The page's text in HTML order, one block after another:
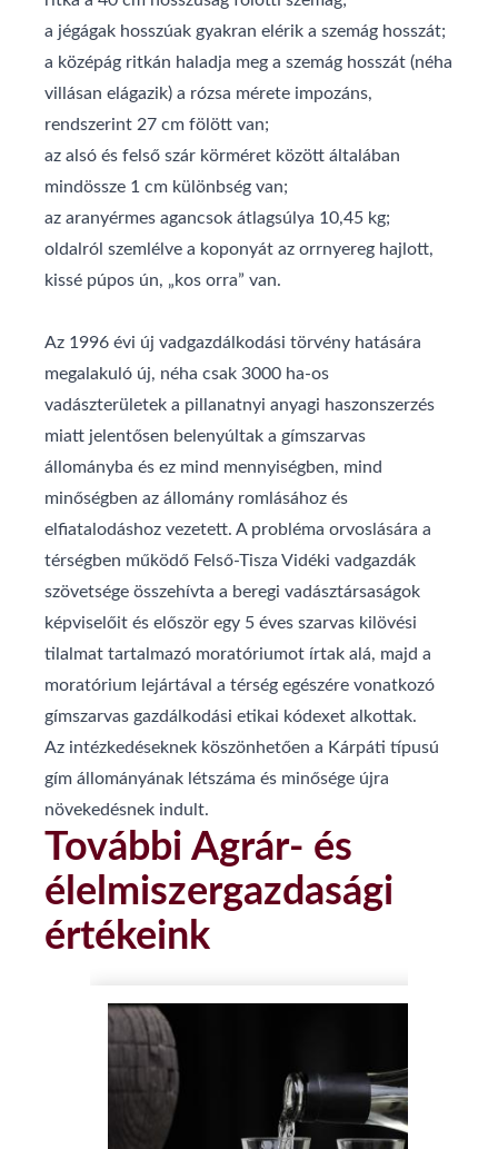
a jégágak hosszúak gyakran elérik a szemág hosszát;
a középág ritkán haladja meg a szemág hosszát (néha
villásan elágazik) a rózsa mérete impozáns,
rendszerint 27 cm fölött van;
az alsó és felső szár körméret között általában
mindössze 1 cm különbség van;
az aranyérmes agancsok átlagsúlya 10,45 kg;
oldalról szemlélve a koponyát az orrnyereg hajlott,
kissé púpos ún, „kos orra” van.
Az 1996 évi új vadgazdálkodási törvény hatására
megalakuló új, néha csak 3000 ha-os
vadászterületek a pillanatnyi anyagi haszonszerzés
miatt jelentősen belenyúltak a gímszarvas
állományba és ez mind mennyiségben, mind
minőségben az állomány romlásához és
elfiatalodáshoz vezetett. A probléma orvoslására a
térségben működő Felső-Tisza Vidéki vadgazdák
szövetsége összehívta a beregi vadásztársaságok
képviselőit és először egy 5 éves szarvas kilövési
tilalmat tartalmazó moratóriumot írtak alá, majd a
moratórium lejártával a térség egészére vonatkozó
gímszarvas gazdálkodási etikai kódexet alkottak.
Az intézkedéseknek köszönhetően a Kárpáti típusú
gím állományának létszáma és minősége újra
növekedésnek indult.
További Agrár- és
élelmiszergazdasági
értékeink